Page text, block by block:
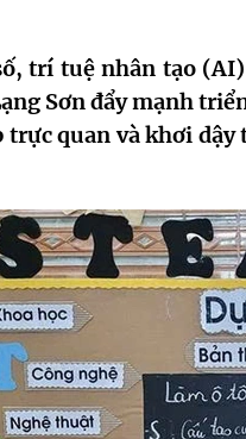
trí tuệ nhân tạo
Sơn đẩy mạnh
quan và khơi